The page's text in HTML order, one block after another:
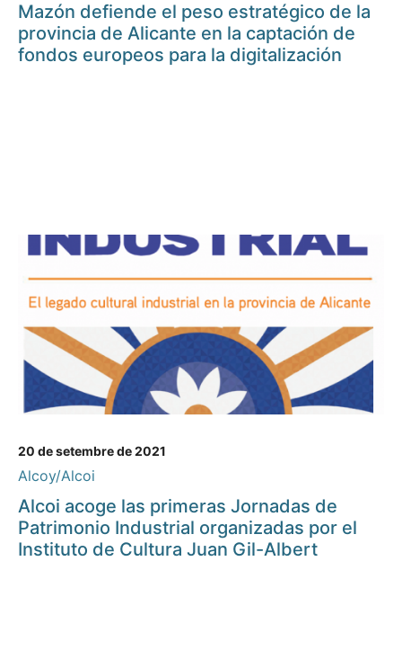
Mazón defiende el peso estratégico de la
provincia de Alicante en la captación de
fondos europeos para la digitalización
20 de setembre de 2021
Alcoy/Alcoi
Alcoi acoge las primeras Jornadas de
Patrimonio Industrial organizadas por el
Instituto de Cultura Juan Gil-Albert